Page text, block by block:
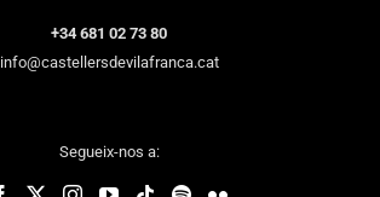
+34 681 02 73 80
info@castellersdevilafranca.cat
Segueix-nos a: